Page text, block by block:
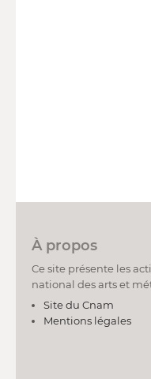
À propos
Ce site présente les
national des arts et
Site du Cnam
Mentions légales